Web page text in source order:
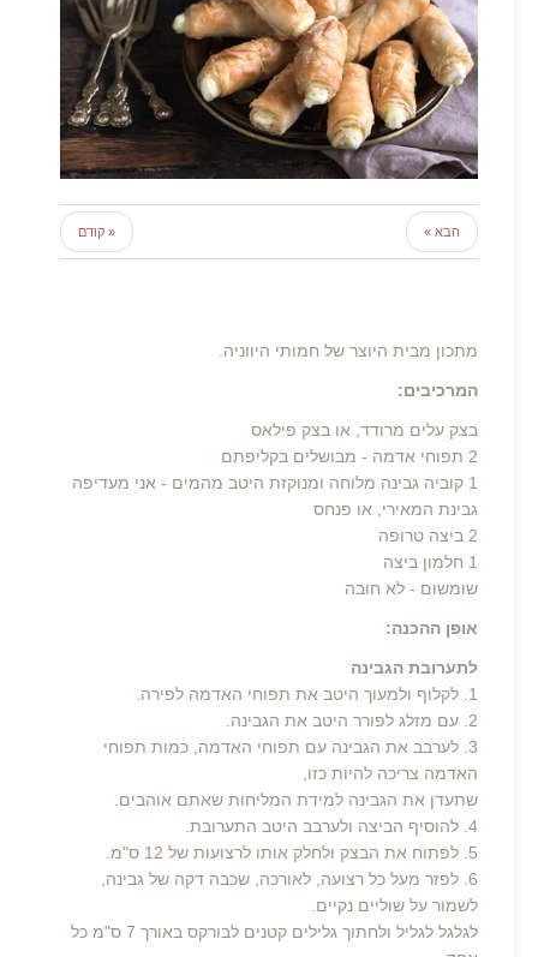
« קודם הבא »
מתכון מבית היוצר של חמותי היווניה.
המרכיבים:
בצק עלים מרודד, או בצק פילאס
2 תפוחי אדמה - מבושלים בקליפתם
1 קוביה גבינה מלוחה ומנוקזת היטב מהמים - אני מעדיפה
גבינת המאירי, או פנחס
2 ביצה טרופה
1 חלמון ביצה
שומשום - לא חובה
אופן ההכנה:
לתערובת הגבינה
1. לקלוף ולמעוך היטב את תפוחי האדמה לפירה.
2. עם מזלג לפורר היטב את הגבינה.
3. לערבב את הגבינה עם תפוחי האדמה, כמות תפוחי
האדמה צריכה להיות כזו,
שתעדן את הגבינה למידת המליחות שאתם אוהבים.
4. להוסיף הביצה ולערבב היטב התערובת.
5. לפתוח את הבצק ולחלק אותו לרצועות של 12 ס"מ.
6. לפזר מעל כל רצועה, לאורכה, שכבה דקה של גבינה,
לשמור על שוליים נקיים.
לגלגל לגליל ולחתוך גלילים קטנים לבורקס באורך 7 ס"מ כל